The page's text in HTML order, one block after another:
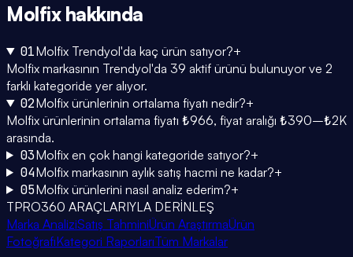
Molfixhakkında
01Molfix Trendyol'da kaç ürün satıyor?+
Molfix markasının Trendyol'da 39 aktif ürünü bulunuyor ve 2
farklı kategoride yer alıyor.
02Molfix ürünlerinin ortalama fiyatı nedir?+
Molfix ürünlerinin ortalama fiyatı ₺966, fiyat aralığı ₺390–₺2K
arasında.
03Molfix en çok hangi kategoride satıyor?+
04Molfix markasının aylık satış hacmi ne kadar?+
05Molfix ürünlerini nasıl analiz ederim?+
TPRO360 ARAÇLARIYLA DERİNLEŞ
Marka AnaliziSatış TahminiÜrün AraştırmaÜrün
FotoğrafıKategori RaporlarıTüm Markalar